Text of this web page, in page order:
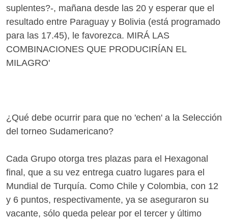
suplentes?-, mañana desde las 20 y esperar que el
resultado entre Paraguay y Bolivia (está programado
para las 17.45), le favorezca. MIRÁ LAS
COMBINACIONES QUE PRODUCIRÍAN EL
MILAGRO'
¿Qué debe ocurrir para que no 'echen' a la Selección
del torneo Sudamericano?
Cada Grupo otorga tres plazas para el Hexagonal
final, que a su vez entrega cuatro lugares para el
Mundial de Turquía. Como Chile y Colombia, con 12
y 6 puntos, respectivamente, ya se aseguraron su
vacante, sólo queda pelear por el tercer y último